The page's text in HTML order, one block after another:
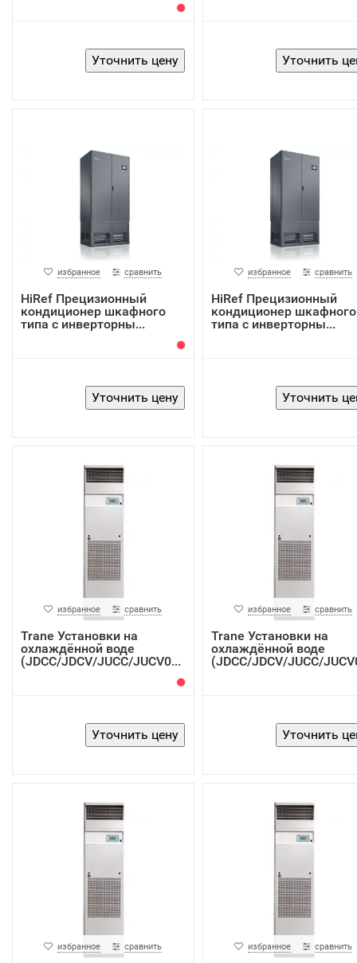
избранное сравнить
HiRef Прецизионный
кондиционер шкафного
типа с инверторны...
избранное сравнить
HiRef Прецизионный
кондиционер шкафного
типа с инверторны...
избранное сравнить
Trane Установки на
охлаждённой воде
(JDCC/JDCV/JUCC/JUCV0...
избранное сравнить
Trane Установки на
охлаждённой воде
(JDCC/JDCV/JUCC/
избранное сравнить избранное сравнить